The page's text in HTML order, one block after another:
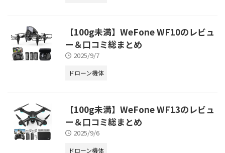
【100g未満】WeFone WF10のレビュ
ー＆口コミ総まとめ
2025/9/7
ドローン機体
【100g未満】WeFone WF13のレビュ
ー＆口コミ総まとめ
2025/9/6
ドローン機体